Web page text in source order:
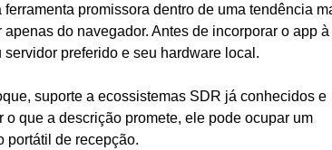
promissora dentro de uma tendência
do navegador. Antes de incorporar o app à
preferido e seu hardware local.
suporte a ecossistemas SDR já conhecidos e
que a descrição promete, ele pode ocupar um
portátil de recepção.